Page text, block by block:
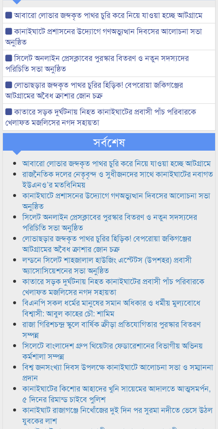
আবারো লোভার জব্দকৃত পাথর চুরি করে নিয়ে যাওয়া হচ্ছে আটগ্রামে
কানাইঘাটে প্রশাসনের উদ্যোগে গণঅভ্যুত্থান দিবসের আলোচনা সভা
অনুষ্ঠিত
সিলেট অনলাইন প্রেসক্লাবের পুরস্কার বিতরণ ও নতুন সদস্যদের
পরিচিতি সভা অনুষ্ঠিত
লোভাছড়ার জব্দকৃত পাথর চুরির হিড়িক! বেপরোয়া জকিগঞ্জের
আটগ্রামের অবৈধ ক্রাশার জোন চক্র
কাতারে সড়ক দুর্ঘটনায় নিহত কানাইঘাটের প্রবাসী পাঁচ পরিবারকে
খেলাফত মজলিসের নগদ সহায়তা
সর্বশেষ
আবারো লোভার জব্দকৃত পাথর চুরি করে নিয়ে যাওয়া হচ্ছে আটগ্রামে
রাজনৈতিক দলের নেতৃবৃন্দ ও সুধীজনদের সাথে কানাইঘাটের নবাগত
ইউএনও’র মতবিনিময়
কানাইঘাটে প্রশাসনের উদ্যোগে গণঅভ্যুত্থান দিবসের আলোচনা সভা
অনুষ্ঠিত
সিলেট অনলাইন প্রেসক্লাবের পুরস্কার বিতরণ ও নতুন সদস্যদের
পরিচিতি সভা অনুষ্ঠিত
লোভাছড়ার জব্দকৃত পাথর চুরির হিড়িক! বেপরোয়া জকিগঞ্জের
আটগ্রামের অবৈধ ক্রাশার জোন চক্র
লন্ডনে সিলেট শাহজালাল হাউজিং এস্টেটস (উপশহর) প্রবাসী
অ্যাসোসিয়েশনের সভা অনুষ্ঠিত
কাতারে সড়ক দুর্ঘটনায় নিহত কানাইঘাটের প্রবাসী পাঁচ পরিবারকে
খেলাফত মজলিসের নগদ সহায়তা
বিএনপি সকল ধর্মের মানুষের সমান অধিকার ও ধর্মীয় মুল্যবোধে
বিশ্বাসী: আবুল কাহের চৌ: শামিম
রাজা গিরিশচন্দ্র স্কুলে বার্ষিক ক্রীড়া প্রতিযোগিতার পুরস্কার বিতরণ
সম্পন্ন
সিলেটে বাংলাদেশ গ্রুপ থিয়েটার ফেডারেশানের বিভাগীয় অভিনয়
কর্মশালা সম্পন্ন
বিশ্ব জনসংখ্যা দিবস উপলক্ষে কানাইঘাটে আলোচনা সভা ও সম্মাননা
প্রদান
কানাইঘাটের কিশোর আহাদের খুনি সায়েমের আদালতে আত্মসমর্পন,
৫ দিনের রিমান্ড চাইবে পুলিশ
কানাইঘাট রাজাগঞ্জে নিখোঁজের দুই দিন পর সুরমা নদীতে ভেসে উঠল
যুবকের লাশ